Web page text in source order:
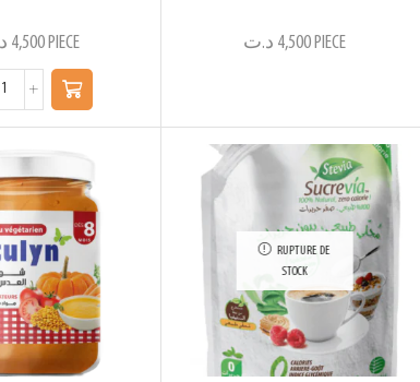
4,500 PIECE 4,500 د.ت PIECE
RUPTURE DE
STOCK